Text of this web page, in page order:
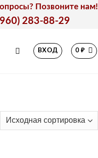
Позвоните нам!
283-88-29
ВХОД 0₽